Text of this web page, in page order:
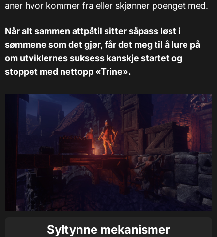
aner hvor kommer fra eller skjønner poenget med.
Når alt sammen attpåtil sitter såpass løst i
sømmene som det gjør, får det meg til å lure på
om utviklernes suksess kanskje startet og
stoppet med nettopp «Trine».
Syltynne mekanismer